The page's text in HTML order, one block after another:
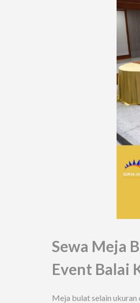
Sewa Meja
Event Balai
Meja bulat selain